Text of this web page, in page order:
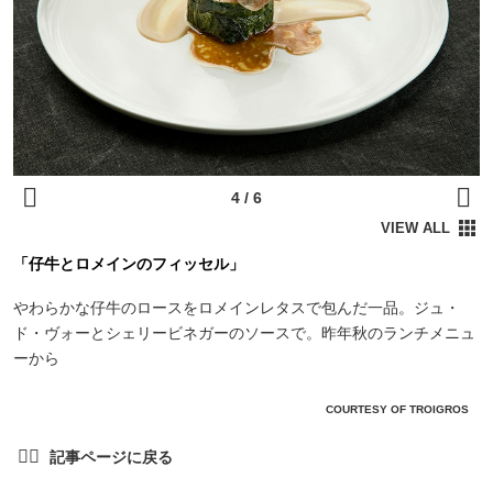
「仔牛とロメインのフィッセル」
やわらかな仔牛のロースをロメインレタスで包んだ一品。ジュ・
ド・ヴォーとシェリービネガーのソースで。昨年秋のランチメニュ
ーから
COURTESY OF TROIGROS